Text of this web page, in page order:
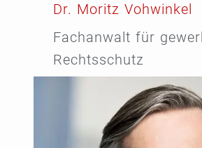
Dr. Moritz Vohwinkel
Fachanwalt für
Rechtsschutz